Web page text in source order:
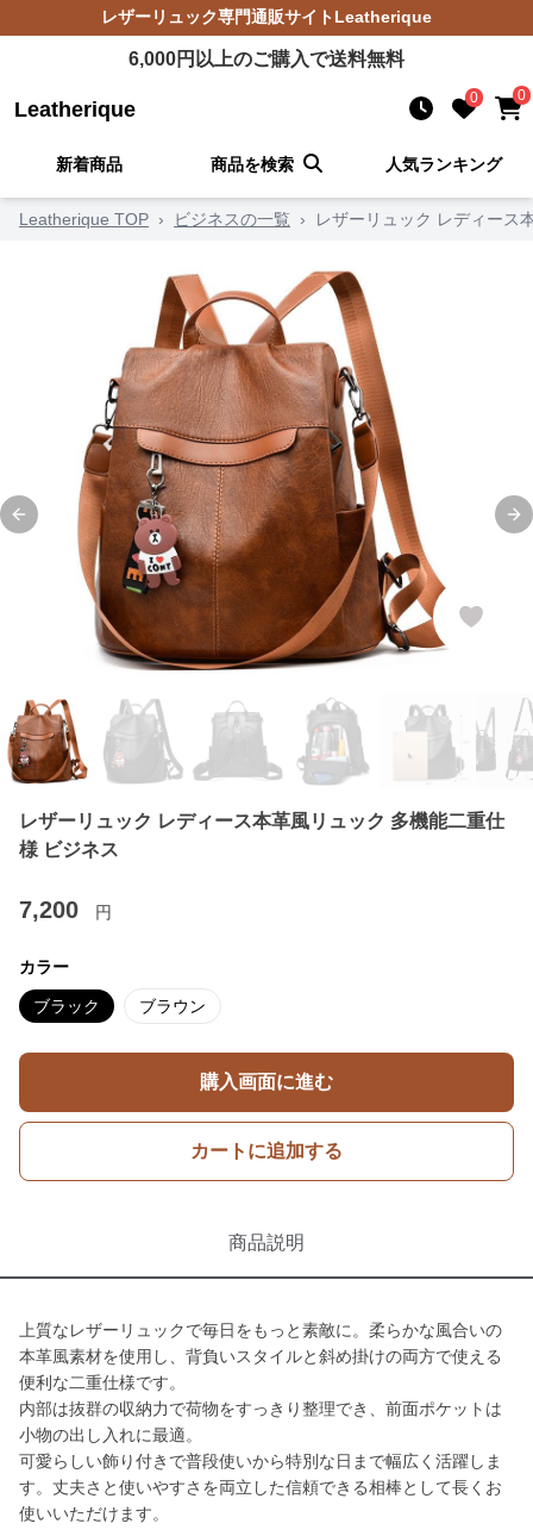
レザーリュック専門通販サイトLeatherique
6,000円以上のご購入で送料無料
Leatherique 0 0
新着商品 商品を検索 人気ランキング
Leatherique TOP › ビジネスの一覧 › レザーリュック レディース
Previous slide
レザーリュック レディース本革風リュック 多機能二重仕
様 ビジネス
7,200 円
カラー
ブラック ブラウン
購入画面に進む
カートに追加する
商品説明
上質なレザーリュックで毎日をもっと素敵に。柔らかな風合いの
本革風素材を使用し、背負いスタイルと斜め掛けの両方で使える
便利な二重仕様です。
内部は抜群の収納力で荷物をすっきり整理でき、前面ポケットは
小物の出し入れに最適。
可愛らしい飾り付きで普段使いから特別な日まで幅広く活躍しま
す。丈夫さと使いやすさを両立した信頼できる相棒として長くお
使いいただけます。